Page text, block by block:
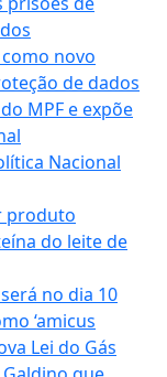
novo
de dados
MPF e expõe
Nacional
produto
do leite de
no dia 10
‘amicus
Lei do Gás